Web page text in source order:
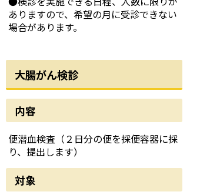
ありますので、希望の月に受診できない
場合があります。
大腸がん検診
内容
便潜血検査（２日分の便を採便容器に採
り、提出します）
対象